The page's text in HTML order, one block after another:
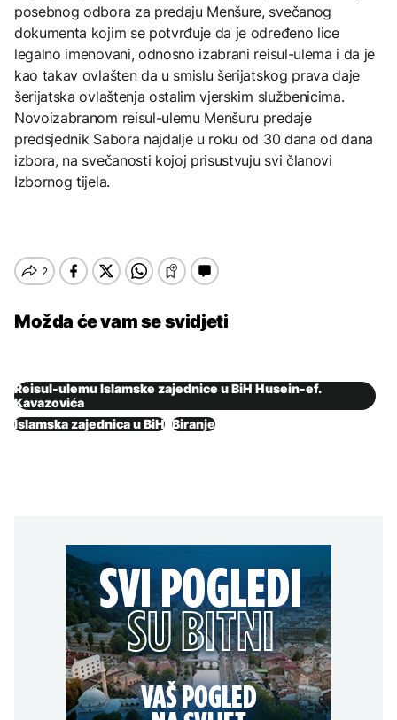
posebnog odbora za predaju Menšure, svečanog
dokumenta kojim se potvrđuje da je određeno lice
legalno imenovani, odnosno izabrani reisul-ulema i da je
kao takav ovlašten da u smislu šerijatskog prava daje
šerijatska ovlaštenja ostalim vjerskim službenicima.
Novoizabranom reisul-ulemu Menšuru predaje
predsjednik Sabora najdalje u roku od 30 dana od dana
izbora, na svečanosti kojoj prisustvuju svi članovi
Izbornog tijela.
Možda će vam se svidjeti
Reisul-ulemu Islamske zajednice u BiH Husein-ef.
Kavazovića
Islamska zajednica u BiH Biranje